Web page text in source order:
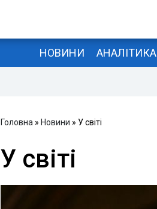
НОВИНИ АНАЛІТИКА
Головна » Новини » У світі
У світі